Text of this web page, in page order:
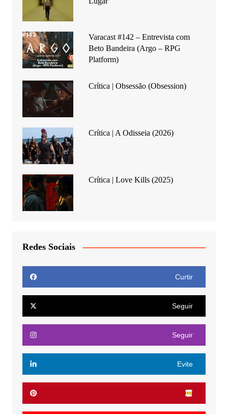
Varacast #142 – Entrevista com
Beto Bandeira (Argo – RPG
Platform)
Crítica | Obsessão (Obsession)
Crítica | A Odisseia (2026)
Crítica | Love Kills (2025)
Redes Sociais
Curtir
Seguir
Seguir
Evite